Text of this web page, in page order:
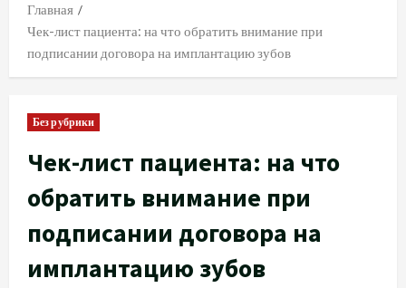
Главная
Чек-лист пациента: на что обратить внимание при
подписании договора на имплантацию зубов
Без рубрики
Чек-лист пациента: на что
обратить внимание при
подписании договора на
имплантацию зубов